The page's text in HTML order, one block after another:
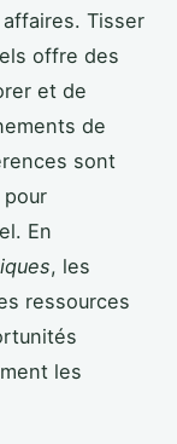
Tisser
offre des
et de
de
sont
En
, les
ressources
les